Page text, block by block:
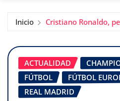
Inicio Cristiano Ronaldo,
ACTUALIDAD
FÚTBOL
FÚTBOL
REAL MADRID